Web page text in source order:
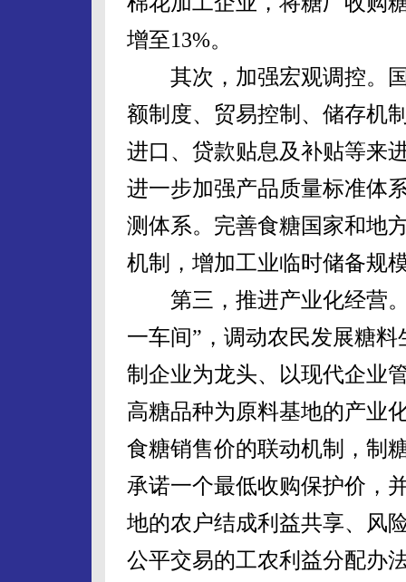
增至13%。
其次，加强宏观调控。国
额制度、贸易控制、储存机
进口、贷款贴息及补贴等来
进一步加强产品质量标准体
测体系。完善食糖国家和地
机制，增加工业临时储备规
第三，推进产业化经营。
一车间”，调动农民发展糖
制企业为龙头、以现代企业
高糖品种为原料基地的产业
食糖销售价的联动机制，制
承诺一个最低收购保护价，
地的农户结成利益共享、风
公平交易的工农利益分配办